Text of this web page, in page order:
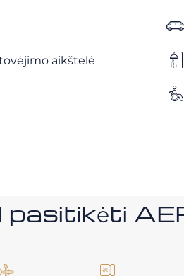
aikštelė
pasitikėti